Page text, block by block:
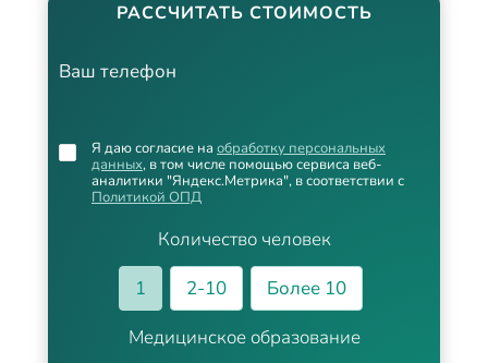
РАССЧИТАТЬ СТОИМОСТЬ
Ваш телефон
Количество человек
1
2-10
Более 10
Медицинское образование
Я даю согласие на обработку персональных
данных, в том числе помощью сервиса веб-
аналитики "Яндекс.Метрика", в соответствии с
Политикой ОПД